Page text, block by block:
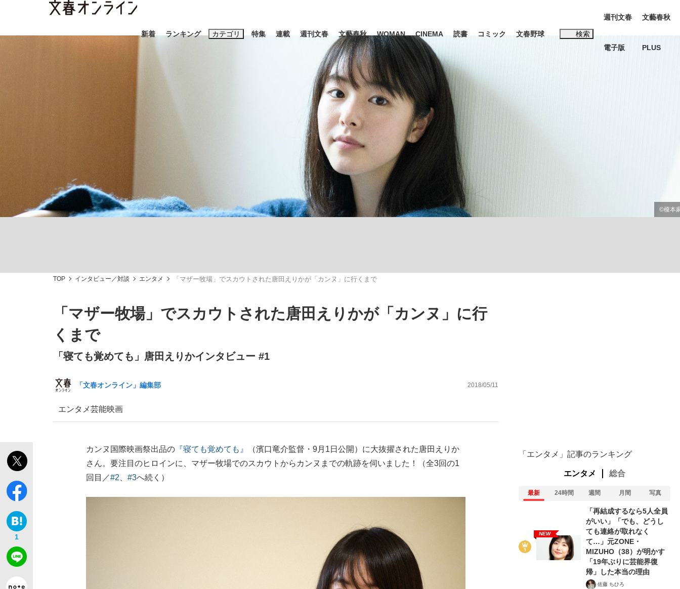
新着 ランキング カテゴリ
ライフ ビジネス インタビュー
《BTS厳戒トーキョー滞在記》RM→渋谷で飲み会、JIN→伊豆の... 「90%は失敗する。でも…」本田圭佑が初めて明かした日本代表監督に...
「最悪の空気のまま解散」WBC日本代表“敗戦”の真実 選手が明かす... 「敗因分析は一切聞かれなかった」侍ジャパン選手が証言した“NPB聞...
もっと見る
特集
終戦から81年 私のあのとき、私のいま
キングの誕生を、目撃せよ。
いまさら聞けない資産運用のすべて
連載 週刊文春 文藝春秋 WOMAN CINEMA 読書 コミック 文春野球 検索
キーワード入力
#後藤真希 #森岡毅 #城彰二 #内田有紀
週刊文春
電子版
文藝春秋
PLUS
TOP インタビュー／対談 エンタメ 「マザー牧場」でスカウトされた唐田えりかが「カンヌ」に行くまで
「マザー牧場」でスカウトされた唐田えりかが「カンヌ」に行
くまで
「寝ても覚めても」唐田えりかインタビュー #1
「文春オンライン」編集部 2018/05/11
エンタメ芸能映画
1
カンヌ国際映画祭出品の 『寝ても覚めても』
（濱口竜介監督・9月1日公開）に大抜擢された唐田えりか
さん。要注目のヒロインに、マザー牧場でのスカウトからカンヌまでの軌跡を伺いました！（全3回の1
回目／#2 #3へ続く）
「エンタメ」記事のランキング
エンタメ 総合
最新 24時間 週間 月間 写真
NEW
「再結成するなら5人全員
がいい」「でも、どうし
ても連絡が取れなく
て…」元ZONE・
MIZUHO（38）が明かす
「19年ぶりに芸能界復
帰」した本当の理由
佐藤 ちひろ